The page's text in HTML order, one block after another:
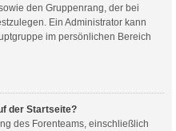
den Gruppenrang, der bei
Ein Administrator kann
im persönlichen Bereich
der Startseite?
des Forenteams, einschließlich